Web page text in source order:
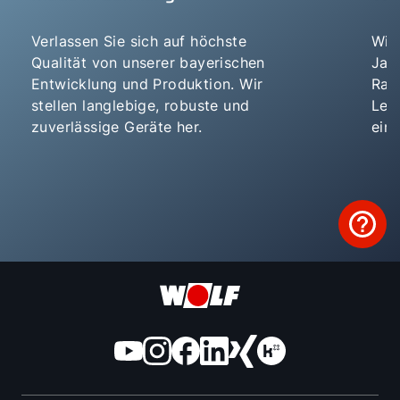
System
: Systemauslegung
mit passenden
Zubehörempfehlun
gen.
Verlassen Sie sich auf höchste
Qualität von unserer bayerischen
Entwicklung und Produktion. Wir
stellen langlebige, robuste und
zuverlässige Geräte her.
Wir